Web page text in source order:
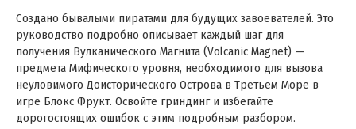
Создано бывалыми пиратами для будущих завоевателей. Это
руководство подробно описывает каждый шаг для
получения Вулканического Магнита (Volcanic Magnet) —
предмета Мифического уровня, необходимого для вызова
неуловимого Доисторического Острова в Третьем Море в
игре Блокс Фрукт. Освойте гриндинг и избегайте
дорогостоящих ошибок с этим подробным разбором.